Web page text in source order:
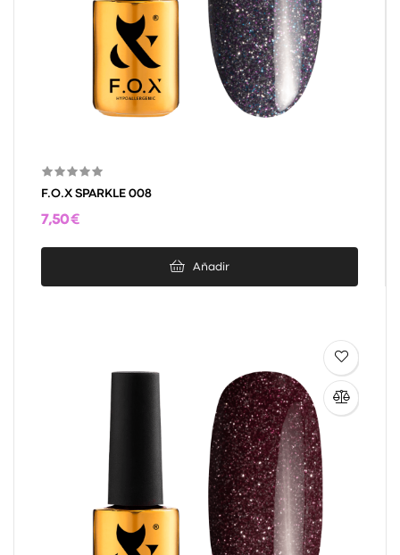
F.O.X SPARKLE 008
7,50 €
Añadir